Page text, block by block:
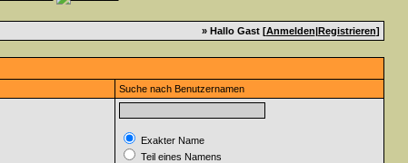
» Hallo Gast [Anmelden|Registrieren]
Suche nach Benutzernamen
Exakter Name
Teil eines Namens